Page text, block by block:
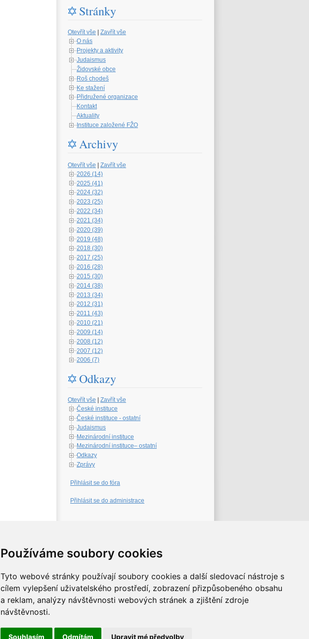
Používáme soubory cookies
Tyto webové stránky používají soubory cookies a další sledovací nástroje s
cílem vylepšení uživatelského prostředí, zobrazení přizpůsobeného obsahu
a reklam, analýzy návštěvnosti webových stránek a zjištění zdroje
návštěvnosti.
Souhlasím Odmítám Upravit mé předvolby
Stránky
Otevřít vše
Zavřít vše
O nás
Projekty a aktivity
Judaismus
Židovské obce
Roš chodeš
Ke stažení
Přidružené organizace
Kontakt
Aktuality
Instituce založené FŽO
Archivy
Otevřít vše | Zavřít vše
2026 (14)
2025 (41)
2024 (32)
2023 (25)
2022 (34)
2021 (34)
2020 (39)
2019 (48)
2018 (30)
2017 (25)
2016 (28)
2015 (30)
2014 (38)
2013 (34)
2012 (31)
2011 (43)
2010 (21)
2009 (14)
2008 (12)
2007 (12)
2006 (7)
Odkazy
Otevřít vše
Zavřít vše
České instituce
České instituce - ostatní
Judaismus
Mezinárodní instituce
Mezinárodní instituce– ostatní
Odkazy
Zprávy
Přihlásit se do fóra
Přihlásit se do administrace